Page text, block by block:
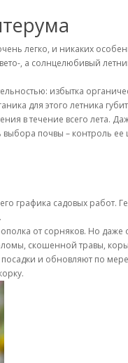
легко, и никаких
, а солнцелюбивый
избытка
для этого летника
в течение всего лета.
почвы – контроль
графика садовых работ.
от сорняков. Но даже
скошенной травы,
и обновляют по